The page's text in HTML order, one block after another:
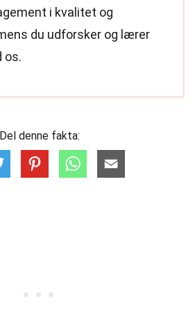
i kvalitet og
du udforsker og lærer
os.
Del denne fakta: